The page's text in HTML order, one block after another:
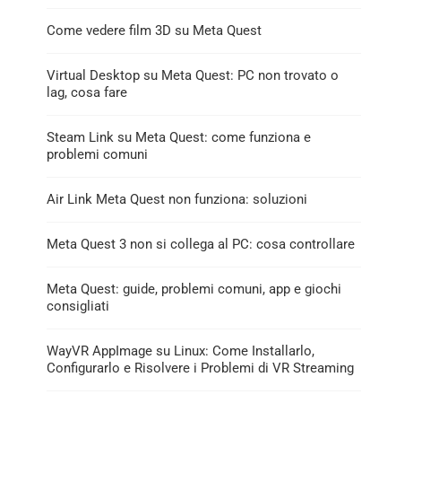
Come vedere film 3D su Meta Quest
Virtual Desktop su Meta Quest: PC non trovato o
lag, cosa fare
Steam Link su Meta Quest: come funziona e
problemi comuni
Air Link Meta Quest non funziona: soluzioni
Meta Quest 3 non si collega al PC: cosa controllare
Meta Quest: guide, problemi comuni, app e giochi
consigliati
WayVR AppImage su Linux: Come Installarlo,
Configurarlo e Risolvere i Problemi di VR Streaming